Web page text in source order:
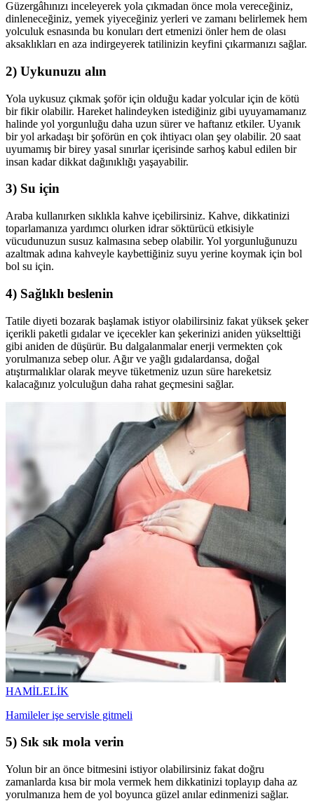
Güzergâhınızı inceleyerek yola çıkmadan önce mola vereceğiniz,
dinleneceğiniz, yemek yiyeceğiniz yerleri ve zamanı belirlemek hem
yolculuk esnasında bu konuları dert etmenizi önler hem de olası
aksaklıkları en aza indirgeyerek tatilinizin keyfini çıkarmanızı sağlar.
2) Uykunuzu alın
Yola uykusuz çıkmak şoför için olduğu kadar yolcular için de kötü
bir fikir olabilir. Hareket halindeyken istediğiniz gibi uyuyamamanız
halinde yol yorgunluğu daha uzun sürer ve haftanız etkiler. Uyanık
bir yol arkadaşı bir şoförün en çok ihtiyacı olan şey olabilir. 20 saat
uyumamış bir birey yasal sınırlar içerisinde sarhoş kabul edilen bir
insan kadar dikkat dağınıklığı yaşayabilir.
3) Su için
Araba kullanırken sıklıkla kahve içebilirsiniz. Kahve, dikkatinizi
toparlamanıza yardımcı olurken idrar söktürücü etkisiyle
vücudunuzun susuz kalmasına sebep olabilir. Yol yorgunluğunuzu
azaltmak adına kahveyle kaybettiğiniz suyu yerine koymak için bol
bol su için.
4) Sağlıklı beslenin
Tatile diyeti bozarak başlamak istiyor olabilirsiniz fakat yüksek şeker
içerikli paketli gıdalar ve içecekler kan şekerinizi aniden yükselttiği
gibi aniden de düşürür. Bu dalgalanmalar enerji vermekten çok
yorulmanıza sebep olur. Ağır ve yağlı gıdalardansa, doğal
atıştırmalıklar olarak meyve tüketmeniz uzun süre hareketsiz
kalacağınız yolculuğun daha rahat geçmesini sağlar.
HAMİLELİK
Hamileler işe servisle gitmeli
5) Sık sık mola verin
Yolun bir an önce bitmesini istiyor olabilirsiniz fakat doğru
zamanlarda kısa bir mola vermek hem dikkatinizi toplayıp daha az
yorulmanıza hem de yol boyunca güzel anılar edinmenizi sağlar.